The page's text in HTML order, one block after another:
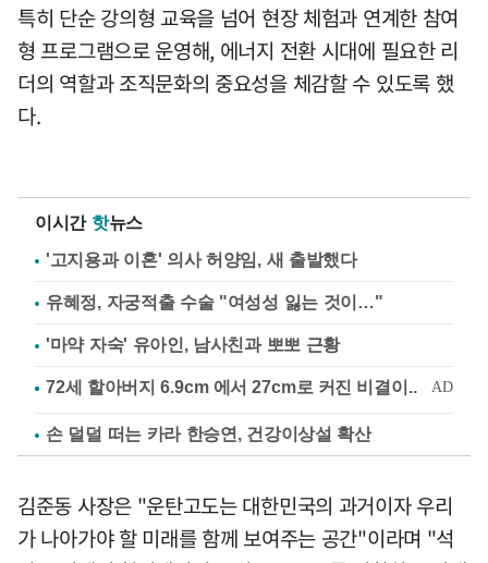
특히 단순 강의형 교육을 넘어 현장 체험과 연계한 참여
형 프로그램으로 운영해, 에너지 전환 시대에 필요한 리
더의 역할과 조직문화의 중요성을 체감할 수 있도록 했
다.
이시간 핫뉴스
'고지용과 이혼' 의사 허양임, 새 출발했다
유혜정, 자궁적출 수술 "여성성 잃는 것이…"
'마약 자숙' 유아인, 남사친과 뽀뽀 근황
손 덜덜 떠는 카라 한승연, 건강이상설 확산
김준동 사장은 "운탄고도는 대한민국의 과거이자 우리
가 나아가야 할 미래를 함께 보여주는 공간"이라며 "석